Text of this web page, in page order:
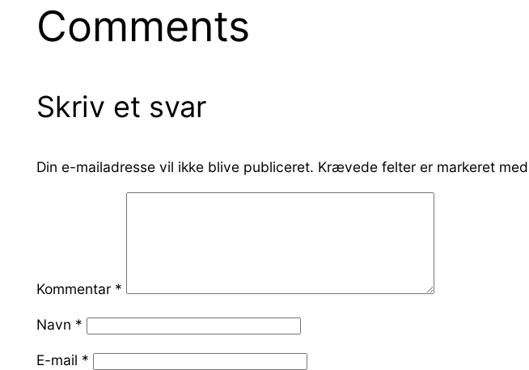
Comments
Skriv et svar
Din e-mailadresse vil ikke blive publiceret. Krævede felter er markeret med
Kommentar *
Navn *
E-mail *